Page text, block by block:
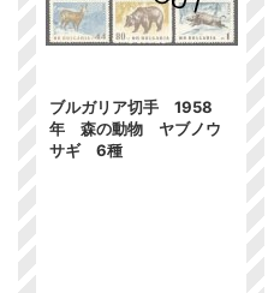
ブルガリア切手 1958
年 森の動物 ヤブノウ
サギ 6種